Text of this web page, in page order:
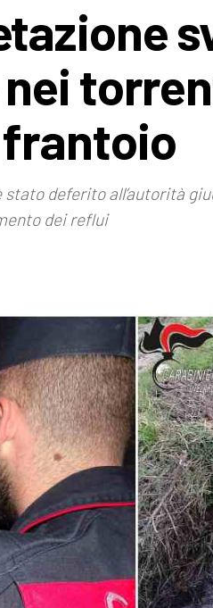
deferito all’autorità
dei reflui